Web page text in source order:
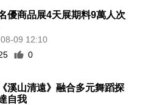
優商品展4天展期料9萬人次
09 12:10
0
溪山清遠》融合多元舞蹈探
自我